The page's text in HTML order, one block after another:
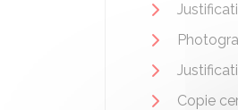
Copie